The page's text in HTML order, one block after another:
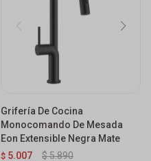
Grifería De Cocina
Monocomando De Mesada
Eon Extensible Negra Mate
$ 5.007 $5.890